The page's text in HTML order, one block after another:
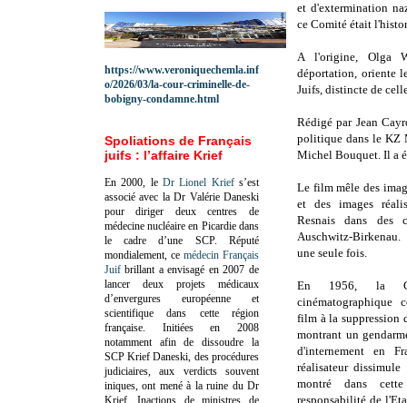
et d'extermination
ce Comité était
A l'origine, Olga
déportation, oriente
Juifs, distincte de
Rédigé par Jean
politique dans le KZ
Michel Bouquet. Il a
Le film mêle des
et des images
Resnais dans des
Auschwitz-
une seule fois.
En 1956, la
film à la suppression
montrant un
d'internement en
réalisateur
montré dans
responsabilité de
https://www.veroniquechemla.inf
o/2026/03/la-cour-criminelle-de-
bobigny-condamne.html
Spoliations de Français
juifs : l’affaire Krief
En 2000, le Dr Lionel Kriefs’est
associé avec la Dr Valérie Daneski
pour diriger deux centres de
médecine nucléaire en Picardie dans
le cadre d’une SCP. Réputé
mondialement, ce médecin Français
Juif brillant a envisagé en 2007 de
lancer deux projets médicaux
d’envergures européenne et
scientifique dans cette région
française. Initiées en 2008
notamment afin de dissoudre la
SCP Krief Daneski, des procédures
judiciaires, aux verdicts souvent
iniques, ont mené à la ruine du Dr
Krief.Inactions de ministres de